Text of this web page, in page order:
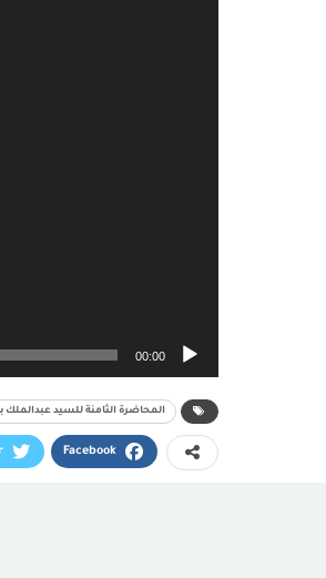
00:00
المحاضرة الثامنة للسيد عبدالملك
Facebook